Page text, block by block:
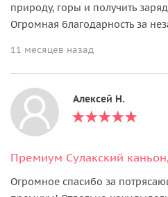
природу, горы и получить
Огромная благодарность за
11 месяцев назад
Алексей Н.
Огромное спасибо за